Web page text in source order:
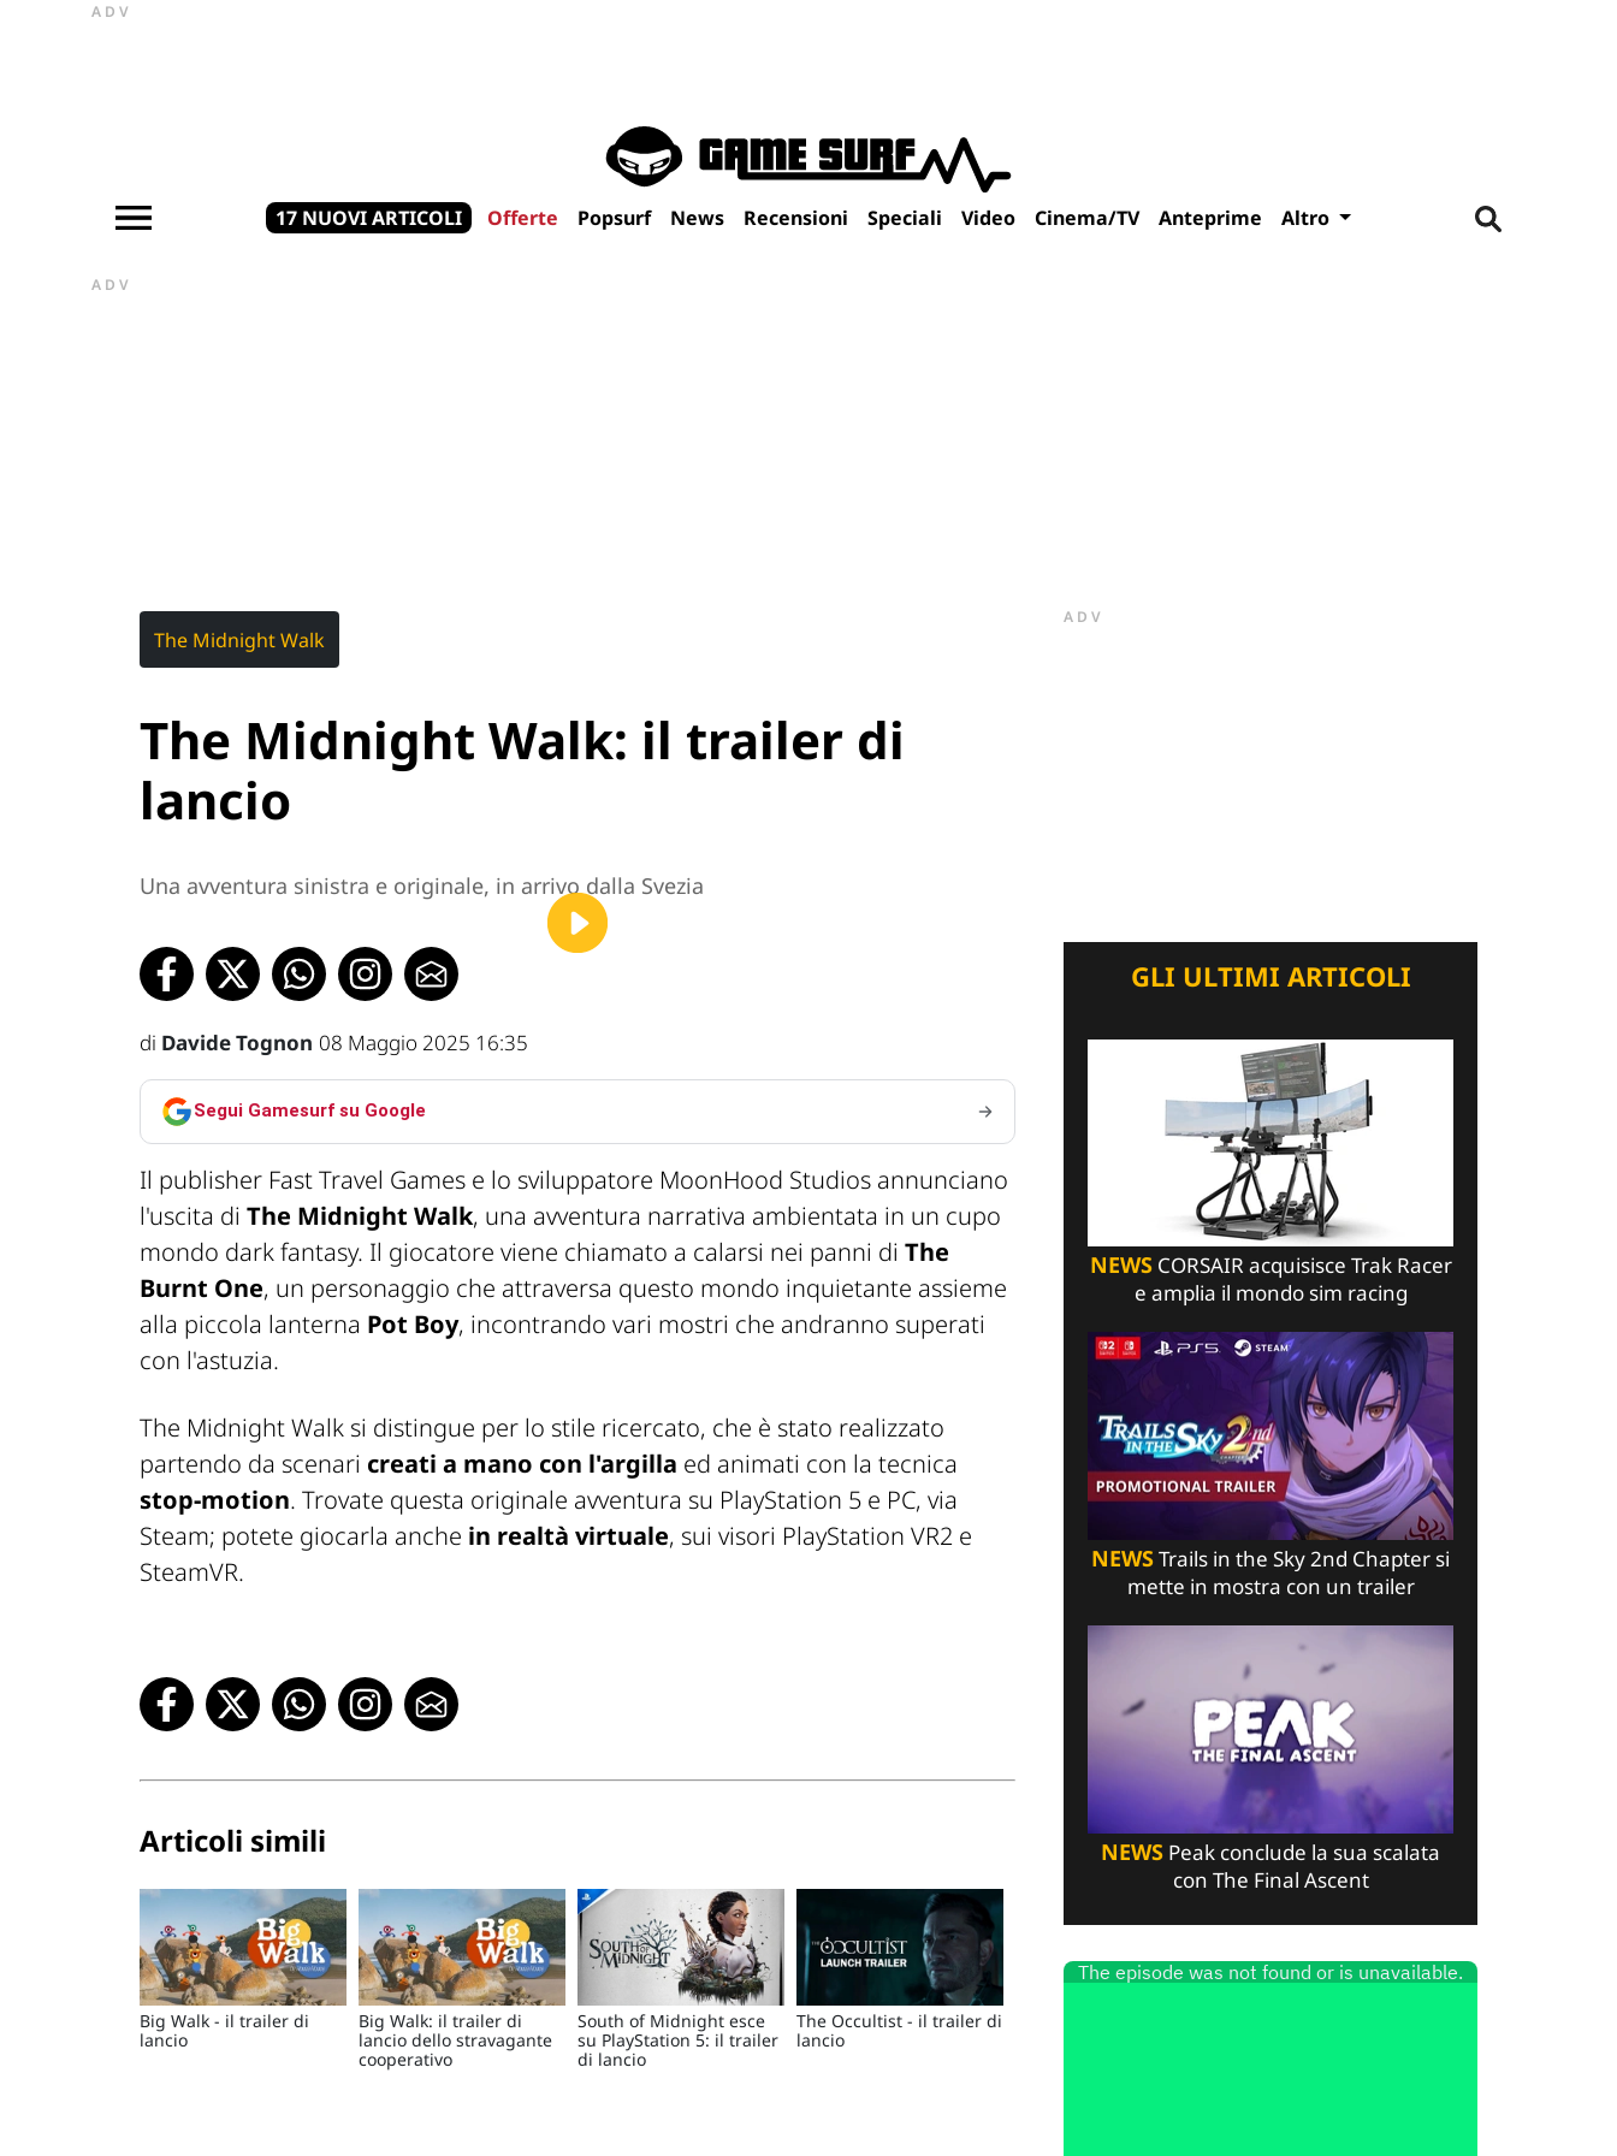
ADV
17 NUOVI ARTICOLI Offerte Popsurf News Recensioni Speciali Video Cinema/TV Anteprime Altro
ADV
The Midnight Walk
The Midnight Walk: il trailer di
lancio
Una avventura sinistra e originale, in arrivo dalla Svezia
di Davide Tognon 08 Maggio 2025 16:35
Segui Gamesurf su Google
Il publisher Fast Travel Games e lo sviluppatore MoonHood Studios annunciano
l'uscita di The Midnight Walk, una avventura narrativa ambientata in un cupo
mondo dark fantasy. Il giocatore viene chiamato a calarsi nei panni di The
Burnt One, un personaggio che attraversa questo mondo inquietante assieme
alla piccola lanterna Pot Boy, incontrando vari mostri che andranno superati
con l'astuzia.
The Midnight Walk si distingue per lo stile ricercato, che è stato realizzato
partendo da scenari creati a mano con l'argilla ed animati con la tecnica
stop-motion. Trovate questa originale avventura su PlayStation 5 e PC, via
Steam; potete giocarla anche in realtà virtuale, sui visori PlayStation VR2 e
SteamVR.
Articoli simili
Big Walk - il trailer di
lancio
Big Walk: il trailer di
lancio dello stravagante
cooperativo
South of Midnight esce
su PlayStation 5: il trailer
di lancio
The Occultist - il trailer di
lancio
ADV
GLI ULTIMI ARTICOLI
NEWSCORSAIR acquisisce Trak Racer
e amplia il mondo sim racing
NEWSTrails in the Sky 2nd Chapter si
mette in mostra con un trailer
NEWS Peak conclude la sua scalata
con The Final Ascent